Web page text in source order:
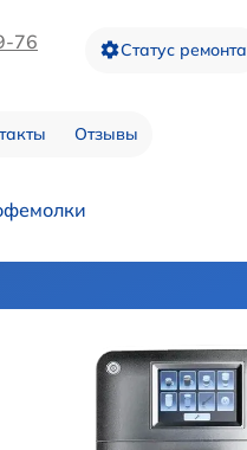
76 Статус ремонта
Отзывы